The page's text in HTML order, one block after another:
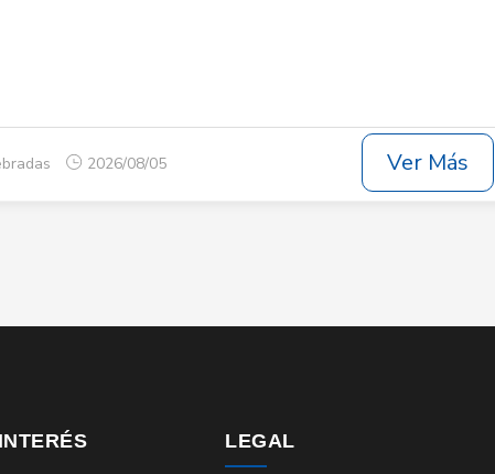
2026/08/05 Ver Más
LEGAL